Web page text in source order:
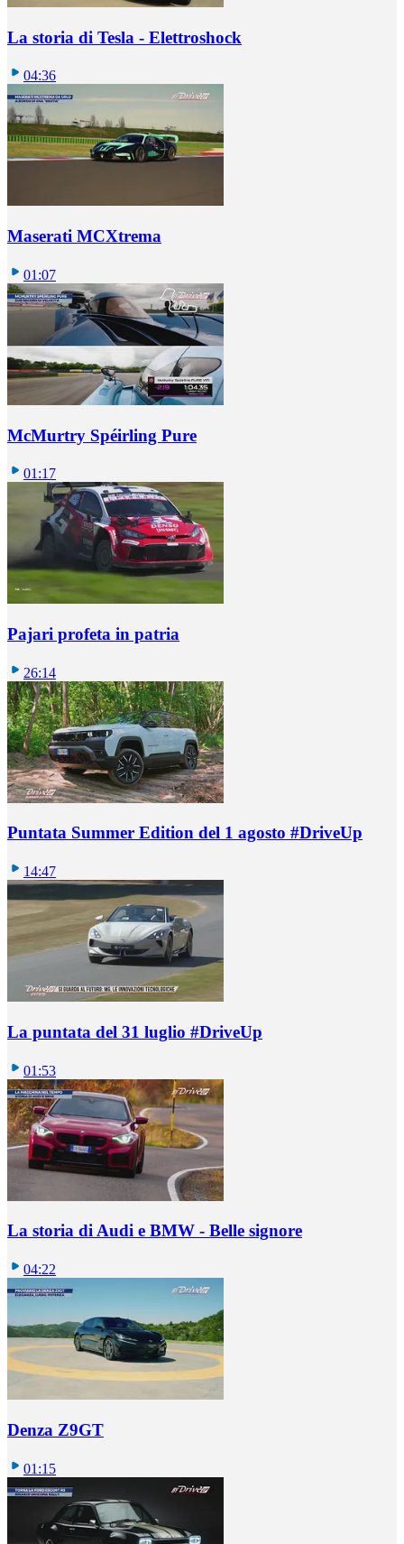
La storia di Tesla - Elettroshock
04:36
Maserati MCXtrema
01:07
McMurtry Spéirling Pure
01:17
Pajari profeta in patria
26:14
Puntata Summer Edition del 1 agosto #DriveUp
14:47
La puntata del 31 luglio #DriveUp
01:53
La storia di Audi e BMW - Belle signore
04:22
Denza Z9GT
01:15